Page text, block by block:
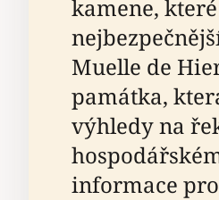
kamene,
Muelle de
památka,
výhledy na
informace